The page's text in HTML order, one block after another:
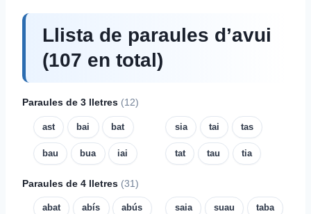
Llista de paraules d’avui
(107 en total)
Paraules de 3 lletres (12)
ast bai bat
bau bua iai
sia tai tas
tat tau tia
Paraules de 4 lletres (31)
abat abís abús saia suau taba